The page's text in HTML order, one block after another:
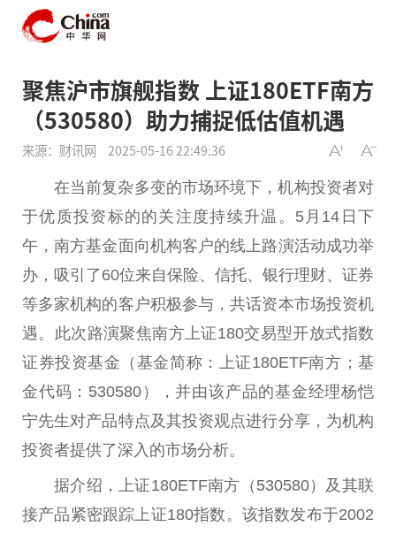
聚焦沪市旗舰指数 上证180ETF南方
（530580）助力捕捉低估值机遇
来源：财讯网 2025-05-16 22:49:36
在当前复杂多变的市场环境下，机构投资者对
于优质投资标的的关注度持续升温。5月14日下
午，南方基金面向机构客户的线上路演活动成功举
办，吸引了60位来自保险、信托、银行理财、证券
等多家机构的客户积极参与，共话资本市场投资机
遇。此次路演聚焦南方上证180交易型开放式指数
证券投资基金 （ 基金简称：上证180ETF南方； 基
金代码：530580），并由该产品的基金经理杨恺
宁先生对产品特点及其投资观点进行分享，为机构
投资者提供了深入的市场分析。
据介绍，上证180ETF南方（530580）及其联
接产品紧密跟踪上证180指数‌。该指数发布于2002